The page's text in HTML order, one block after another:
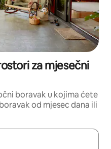
za mjesečni
boravak u kojima ćete
od mjesec dana ili
da se krećete kroz njih